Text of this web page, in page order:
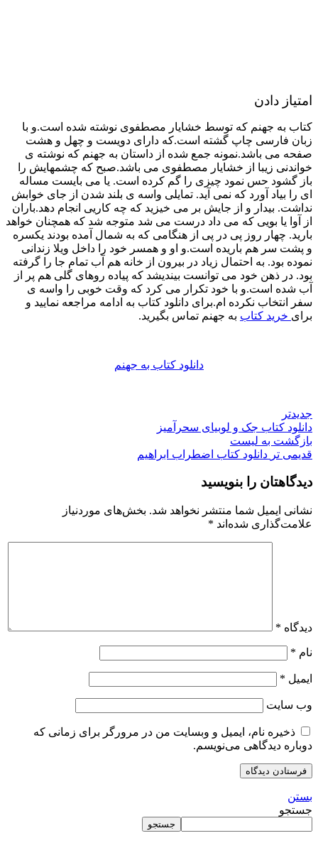
امتیاز دادن
کتاب به جهنم که توسط خشایار مصطفوی نوشته شده است.و با
زبان فارسی چاپ گشته است.که دارای دویست و چهل و هشت
صفحه می باشد.نمونه جمع شده از داستان به جهنم که نوشته ی
خواندنی زیبا از خشایار مصطفوی می باشد.صبح که چشمهایش را
باز گشود حس نمود چیزی را گم کرده است. یا می بایست مساله
ای را بیاد آورد که نمی آید. تمایلی واسه ی بلند شدن از جای خوابش
نداشت. بیدار و از جایش بر می خیزید که چه کاریی انجام دهد.باران
از آوا یا بویی که می داد درست می شد متوجه شد که همچنان خواهد
بارید. چهار روز پی در پی از هنگامی که به شمال آمده بودند یکسره
و پشت سر هم باریده است.و او و همسر خود را داخل ویلا زندانی
نموده بود. به احتمال زیاد در بیرون از خانه هم آب تمام جا را گرفته
بود. در ذهن خود می توانست بیندیشد که پیاده روهای گلی هم پر از
آب شده است.و با خود تکرار می کرد که وقت خوبی را واسه ی
سفر انتخاب نکرده ام.برای دانلود کتاب به ادامه مراجعه نمایید و
برای خرید کتاب به جهنم تماس بگیرید.
دانلود کتاب به جهنم
جدیدتر
دانلود کتاب جک و لوبیای سحرآمیز
بازگشت به لیست
قدیمی تر دانلود کتاب اض‍طراب‌ اب‍راه‍ی‍م‌
دیدگاهتان را بنویسید
نشانی ایمیل شما منتشر نخواهد شد. بخش‌های موردنیاز
علامت‌گذاری شده‌اند *
دیدگاه *
نام *
ایمیل *
وب‌ سایت
ذخیره نام، ایمیل و وبسایت من در مرورگر برای زمانی که
دوباره دیدگاهی می‌نویسم.
بستن
جستجو
جستجو